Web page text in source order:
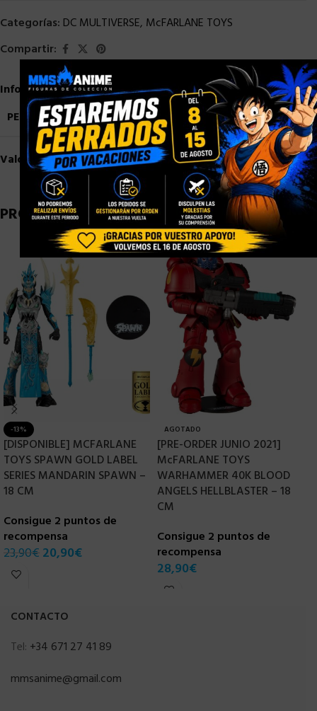
Categorías: DC MULTIVERSE, McFARLANE TOYS
Compartir:
Información adicional
PESO
0,9 kg
Valoraciones (0)
PRODUCTOS RELACIONADOS
-13%
[DISPONIBLE] MCFARLANE
TOYS SPAWN GOLD LABEL
SERIES MANDARIN SPAWN –
18 CM
Consigue 2 puntos de
recompensa
23,90€ 20,90€
AGOTADO
[PRE-ORDER JUNIO 2021]
McFARLANE TOYS
WARHAMMER 40K BLOOD
ANGELS HELLBLASTER – 18
CM
Consigue 2 puntos de
recompensa
28,90€
CONTACTO
Tel: +34 671 27 41 89
mmsanime@gmail.com
×